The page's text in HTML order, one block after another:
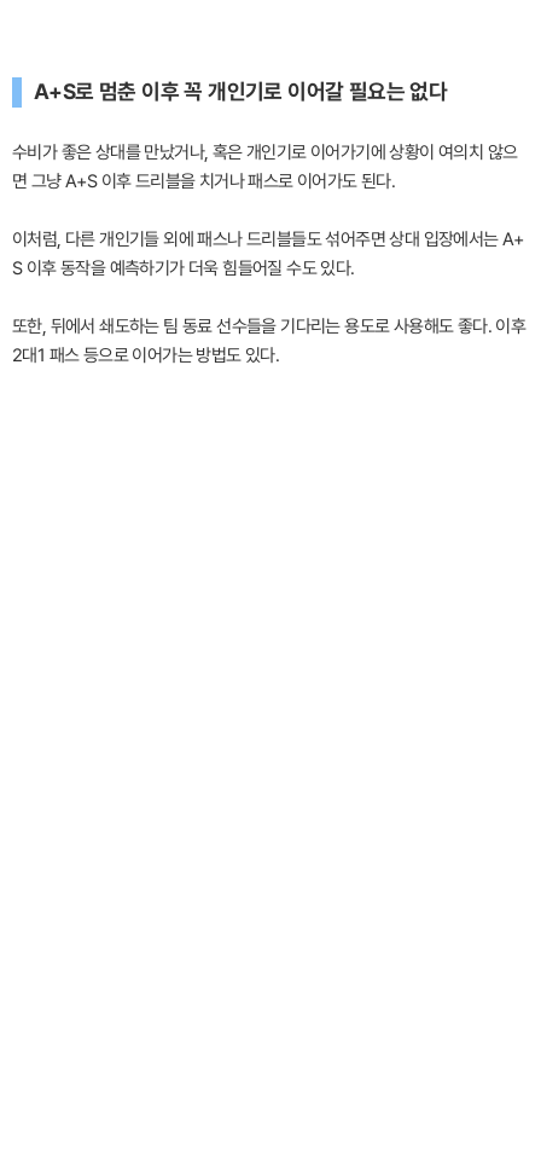
A+S로 멈춘 이후 꼭 개인기로 이어갈 필요는 없다
수비가 좋은 상대를 만났거나, 혹은 개인기로 이어가기에 상황이 여의치 않으
면 그냥 A+S 이후 드리블을 치거나 패스로 이어가도 된다.
이처럼, 다른 개인기들 외에 패스나 드리블들도 섞어주면 상대 입장에서는 A+
S 이후 동작을 예측하기가 더욱 힘들어질 수도 있다.
또한, 뒤에서 쇄도하는 팀 동료 선수들을 기다리는 용도로 사용해도 좋다. 이후
2대1 패스 등으로 이어가는 방법도 있다.